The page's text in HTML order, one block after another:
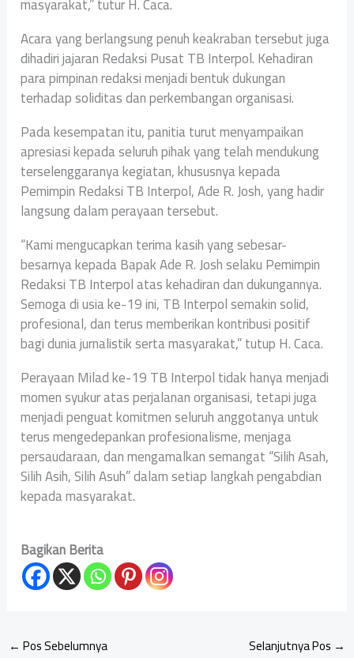
masyarakat,” tutur H. Caca.
Acara yang berlangsung penuh keakraban tersebut juga
dihadiri jajaran Redaksi Pusat TB Interpol. Kehadiran
para pimpinan redaksi menjadi bentuk dukungan
terhadap soliditas dan perkembangan organisasi.
Pada kesempatan itu, panitia turut menyampaikan
apresiasi kepada seluruh pihak yang telah mendukung
terselenggaranya kegiatan, khususnya kepada
Pemimpin Redaksi TB Interpol, Ade R. Josh, yang hadir
langsung dalam perayaan tersebut.
“Kami mengucapkan terima kasih yang sebesar-
besarnya kepada Bapak Ade R. Josh selaku Pemimpin
Redaksi TB Interpol atas kehadiran dan dukungannya.
Semoga di usia ke-19 ini, TB Interpol semakin solid,
profesional, dan terus memberikan kontribusi positif
bagi dunia jurnalistik serta masyarakat,” tutup H. Caca.
Perayaan Milad ke-19 TB Interpol tidak hanya menjadi
momen syukur atas perjalanan organisasi, tetapi juga
menjadi penguat komitmen seluruh anggotanya untuk
terus mengedepankan profesionalisme, menjaga
persaudaraan, dan mengamalkan semangat “Silih Asah,
Silih Asih, Silih Asuh” dalam setiap langkah pengabdian
kepada masyarakat.
Bagikan Berita
← Pos Sebelumnya Selanjutnya Pos →